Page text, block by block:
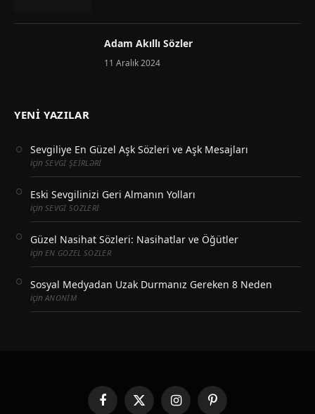
Adam Akıllı Sözler
11 Aralık 2024
YENI YAZILAR
Sevgiliye En Güzel Aşk Sözleri ve Aşk Mesajları
için SEVGI ŞEIRLƏRI
Eski Sevgilinizi Geri Almanın Yolları
için SEVGI SOZLERI
Güzel Nasihat Sözleri: Nasihatlar ve Öğütler
için EN GOZEL SOZLER
Sosyal Medyadan Uzak Durmanız Gereken 8 Neden
içinANONIM
FacebookX
InstagramPinterest